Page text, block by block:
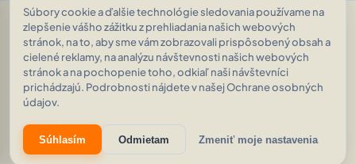
Pomoc a podpora•Otázky•Hodnotenia•Opýtajte sa AI
Podmienky používania•Ochrana osobných údajov•
RSS Feed
© 2026AVEINO | history_edu „Zvyk je majstrom všetkého.“
(Gaius Julius Caesar)
|
1.8.2
eco
Znižujeme našu digitálnu uhlíkovú stopu.Zistiť viac auto_awesome
Súbory cookie a ďalšie technológie sledovania používame na
zlepšenie vášho zážitku z prehliadania našich webových
stránok, na to, aby sme vám zobrazovali prispôsobený obsah a
cielené reklamy, na analýzu návštevnosti našich webových
stránok a na pochopenie toho, odkiaľ naši návštevníci
prichádzajú. Podrobnosti nájdete v našej Ochrane osobných
údajov.
Súhlasím Odmietam Zmeniť moje nastavenia